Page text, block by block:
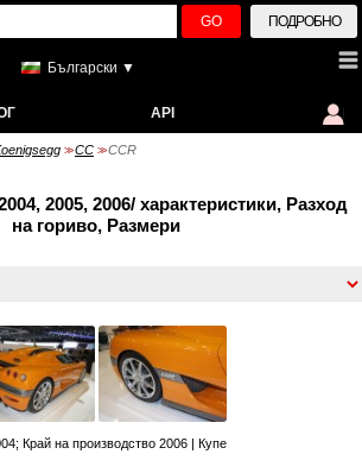
GO ПОДРОБНО
Български ▼
API
>> CC >> CCR
2005, 2006/ характеристики, Разход
на гориво, Размери
Край на производство 2006 | Купе